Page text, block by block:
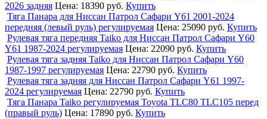
2026 задняя Цена: 18390 руб. Купить
Тяга Панара для Ниссан Патрол Сафари Y61 2001-2024
передняя (левый руль) регулируемая Цена: 25090 руб. Купить
Рулевая тяга передняя Taiko для Ниссан Патрол Сафари Y60
Y61 1987-2024 регулируемая Цена: 22090 руб. Купить
Рулевая тяга задняя Taiko для Ниссан Патрол Сафари Y60
1987-1997 регулируемая Цена: 22790 руб. Купить
Рулевая тяга задняя для Ниссан Патрол Сафари Y61 1997-
2024 регулируемая Цена: 22790 руб. Купить
Тяга Панара Taiko регулируемая Toyota ТLC80 ТLC105 перед
(правый руль) Цена: 17890 руб. Купить